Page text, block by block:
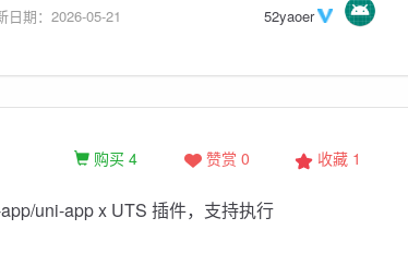
日期：2026-05-21 52yaoer
收藏 1
赞赏 0
购买 4
uni-app x UTS 插件，支持执行